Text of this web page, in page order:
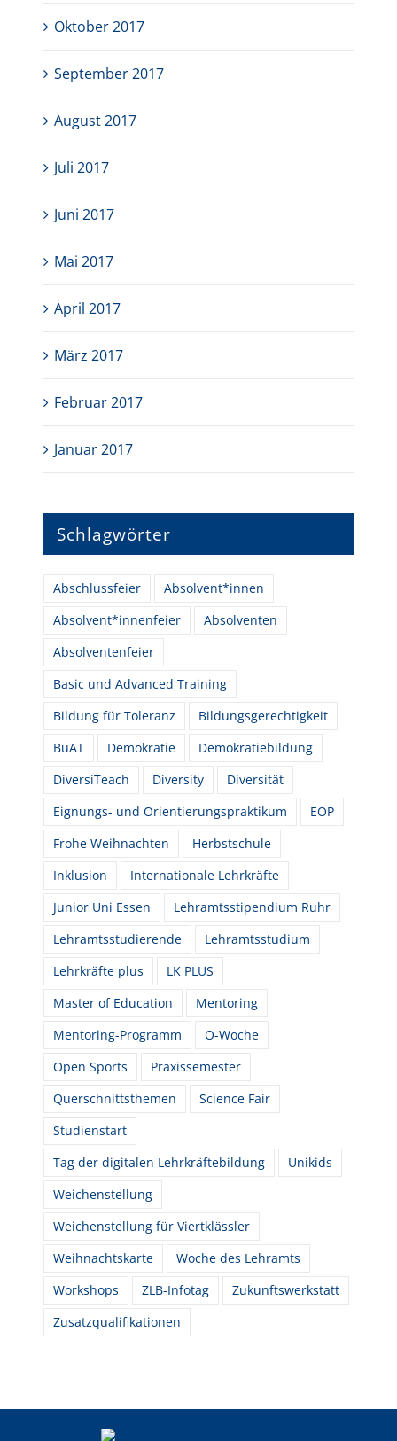
Oktober 2017
September 2017
August 2017
Juli 2017
Juni 2017
Mai 2017
April 2017
März 2017
Februar 2017
Januar 2017
Schlagwörter
Abschlussfeier
Absolvent*innen
Absolvent*innenfeier
Absolventen
Absolventenfeier
Basic und Advanced Training
Bildung für Toleranz
Bildungsgerechtigkeit
BuAT
Demokratie
Demokratiebildung
DiversiTeach
Diversity
Diversität
Eignungs- und Orientierungspraktikum
EOP
Frohe Weihnachten
Herbstschule
Inklusion
Internationale Lehrkräfte
Junior Uni Essen
Lehramtsstipendium Ruhr
Lehramtsstudierende
Lehramtsstudium
Lehrkräfte plus
LK PLUS
Master of Education
Mentoring
Mentoring-Programm
O-Woche
Open Sports
Praxissemester
Querschnittsthemen
Science Fair
Studienstart
Tag der digitalen Lehrkräftebildung
Unikids
Weichenstellung
Weichenstellung für Viertklässler
Weihnachtskarte
Woche des Lehramts
Workshops
ZLB-Infotag
Zukunftswerkstatt
Zusatzqualifikationen